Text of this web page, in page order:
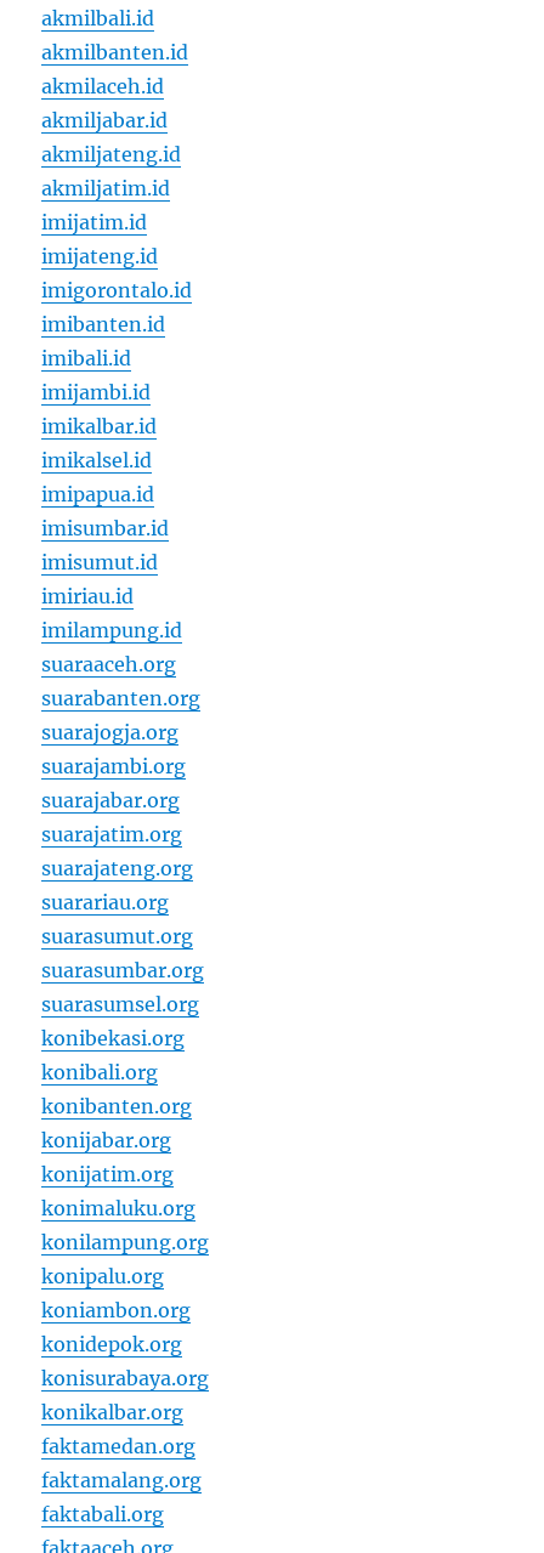
akmilbali.id
akmilbanten.id
akmilaceh.id
akmiljabar.id
akmiljateng.id
akmiljatim.id
imijatim.id
imijateng.id
imigorontalo.id
imibanten.id
imibali.id
imijambi.id
imikalbar.id
imikalsel.id
imipapua.id
imisumbar.id
imisumut.id
imiriau.id
imilampung.id
suaraaceh.org
suarabanten.org
suarajogja.org
suarajambi.org
suarajabar.org
suarajatim.org
suarajateng.org
suarariau.org
suarasumut.org
suarasumbar.org
suarasumsel.org
konibekasi.org
konibali.org
konibanten.org
konijabar.org
konijatim.org
konimaluku.org
konilampung.org
konipalu.org
koniambon.org
konidepok.org
konisurabaya.org
konikalbar.org
faktamedan.org
faktamalang.org
faktabali.org